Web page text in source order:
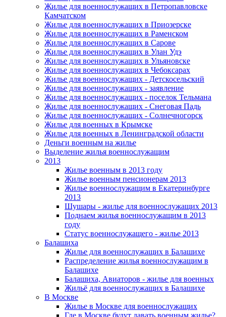
Жилье для военнослужащих в Петропавловске
Камчатском
Жилье для военнослужащих в Приозерске
Жилье для военнослужащих в Раменском
Жилье для военнослужащих в Сарове
Жилье для военнослужащих в Улан Удэ
Жилье для военнослужащих в Ульяновске
Жилье для военнослужащих в Чебоксарах
Жилье для военнослужащих - Детскосельский
Жилье для военнослужащих - заявление
Жилье для военнослужащих - поселок Тельмана
Жилье для военнослужащих - Снеговая Падь
Жилье для военнослужащих - Солнечногорск
Жилье для военных в Крымске
Жилье для военных в Ленинградской области
Деньги военным на жилье
Выделение жилья военнослужащим
2013
Жилье военным в 2013 году
Жилье военным пенсионерам 2013
Жилье военнослужащим в Екатеринбурге
2013
Шушары - жилье для военнослужащих 2013
Поднаем жилья военнослужащим в 2013
году
Статус военнослужащего - жилье 2013
Балашиха
Жилье для военнослужащих в Балашихе
Распределение жилья военнослужащим в
Балашихе
Балашиха, Авиаторов - жилье для военных
Жильё для военнослужащих в Балашихе
В Москве
Жилье в Москве для военнослужащих
Где в Москве будут давать военным жилье?